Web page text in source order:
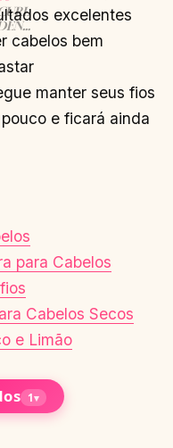
→
excelentes
cabelos bem
manter seus fios
e ficará ainda
para Cabelos
Cabelos Secos
e Limão
1▾